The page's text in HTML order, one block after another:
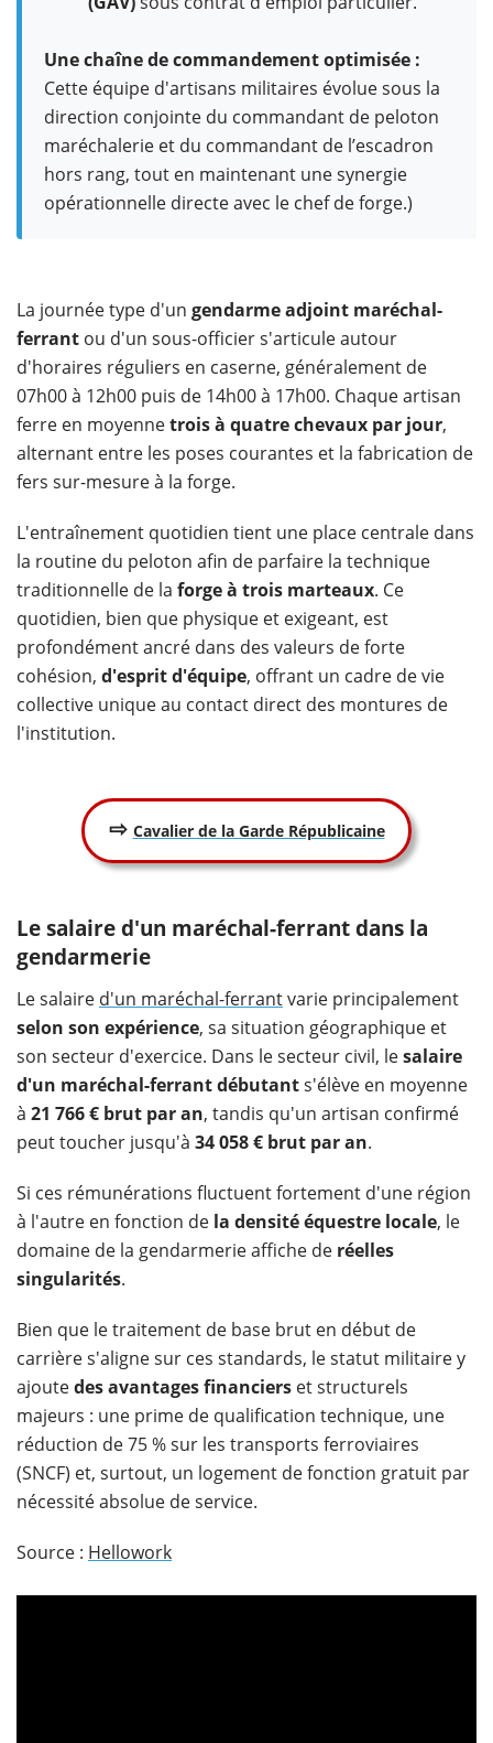
Une chaîne de commandement optimisée :
Cette équipe d'artisans militaires évolue sous la
direction conjointe du commandant de peloton
maréchalerie et du commandant de l’escadron
hors rang, tout en maintenant une synergie
opérationnelle directe avec le chef de forge.)
​La journée type d'un gendarme adjoint maréchal-
ferrant ou d'un sous-officier s'articule autour
d'horaires réguliers en caserne, généralement de
07h00 à 12h00 puis de 14h00 à 17h00. Chaque artisan
ferre en moyennetrois à quatre chevaux par jour,
alternant entre les poses courantes et la fabrication de
fers sur-mesure à la forge.
L'entraînement quotidien tient une place centrale dans
la routine du peloton afin de parfaire la technique
traditionnelle de la forge à trois marteaux. Ce
quotidien, bien que physique et exigeant, est
profondément ancré dans des valeurs de forte
cohésion, d'esprit d'équipe, offrant un cadre de vie
collective unique au contact direct des montures de
l'institution.
⇨ Cavalier de la Garde Républicaine
Le salaire d'un maréchal-ferrant dans la
gendarmerie
Le salaire d'un maréchal-ferrantvarie principalement
selon son expérience, sa situation géographique et
son secteur d'exercice. Dans le secteur civil, lesalaire
d'un maréchal-ferrant débutants'élève en moyenne
à 21 766 € brut par an, tandis qu'un artisan confirmé
peut toucher jusqu'à 34 058 € brut par an.
Si ces rémunérations fluctuent fortement d'une région
à l'autre en fonction de la densité équestre locale, le
domaine de la gendarmerie affiche de réelles
singularités.
Bien que le traitement de base brut en début de
carrière s'aligne sur ces standards, le statut militaire y
ajoutedes avantages financiers et structurels
majeurs : une prime de qualification technique, une
réduction de 75 % sur les transports ferroviaires
(SNCF) et, surtout, un logement de fonction gratuit par
nécessité absolue de service.
Source : Hellowork